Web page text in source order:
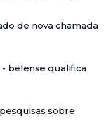
de nova chamada
belense qualifica
sobre